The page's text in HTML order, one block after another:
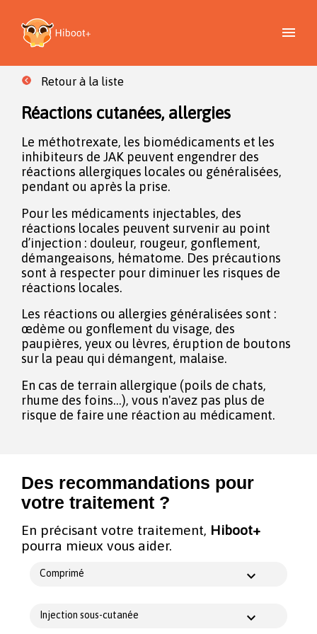
Retour à la liste
Réactions cutanées, allergies
Le méthotrexate, les biomédicaments et les
inhibiteurs de JAK peuvent engendrer des
réactions allergiques locales ou généralisées,
pendant ou après la prise.
Pour les médicaments injectables, des
réactions locales peuvent survenir au point
d’injection : douleur, rougeur, gonflement,
démangeaisons, hématome. Des précautions
sont à respecter pour diminuer les risques de
réactions locales.
Les réactions ou allergies généralisées sont :
œdème ou gonflement du visage, des
paupières, yeux ou lèvres, éruption de boutons
sur la peau qui démangent, malaise.
En cas de terrain allergique (poils de chats,
rhume des foins...), vous n'avez pas plus de
risque de faire une réaction au médicament.
Des recommandations pour
votre traitement ?
En précisant votre traitement, Hiboot+
pourra mieux vous aider.
Comprimé
Injection sous-cutanée